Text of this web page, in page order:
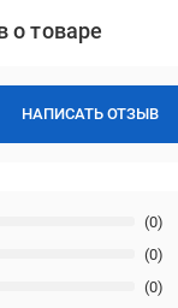
о товаре
НАПИСАТЬ ОТЗЫВ
(0)
(0)
(0)